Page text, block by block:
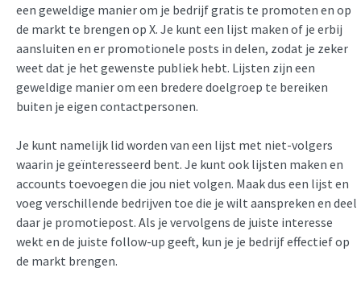
een geweldige manier om je bedrijf gratis te promoten en op
de markt te brengen op X. Je kunt een lijst maken of je erbij
aansluiten en er promotionele posts in delen, zodat je zeker
weet dat je het gewenste publiek hebt. Lijsten zijn een
geweldige manier om een bredere doelgroep te bereiken
buiten je eigen contactpersonen.
Je kunt namelijk lid worden van een lijst met niet-volgers
waarin je geïnteresseerd bent. Je kunt ook lijsten maken en
accounts toevoegen die jou niet volgen. Maak dus een lijst en
voeg verschillende bedrijven toe die je wilt aanspreken en deel
daar je promotiepost. Als je vervolgens de juiste interesse
wekt en de juiste follow-up geeft, kun je je bedrijf effectief op
de markt brengen.